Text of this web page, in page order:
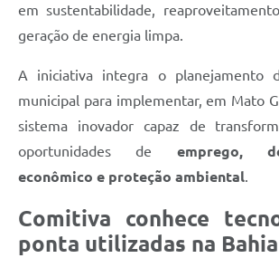
em sustentabilidade,
geração de energia limpa.
A iniciativa integra o planejamento
municipal para implementar, em Mato
sistema inovador capaz de
oportunidades de emprego,
econômico e proteção ambiental
Comitiva conhece
ponta utilizadas na Bahia